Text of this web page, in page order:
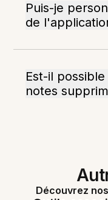
Puis-je
de
Est-il
notes
Découvrez